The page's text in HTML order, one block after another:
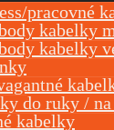
pracovné
kabelky
kabelky
do ruky /
kabelky